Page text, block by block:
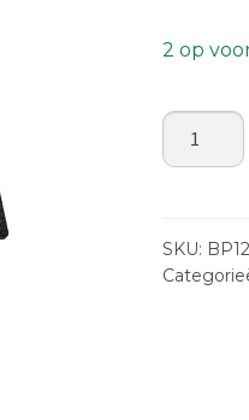
2 op
BP1217
Berley
bucket
SKU: